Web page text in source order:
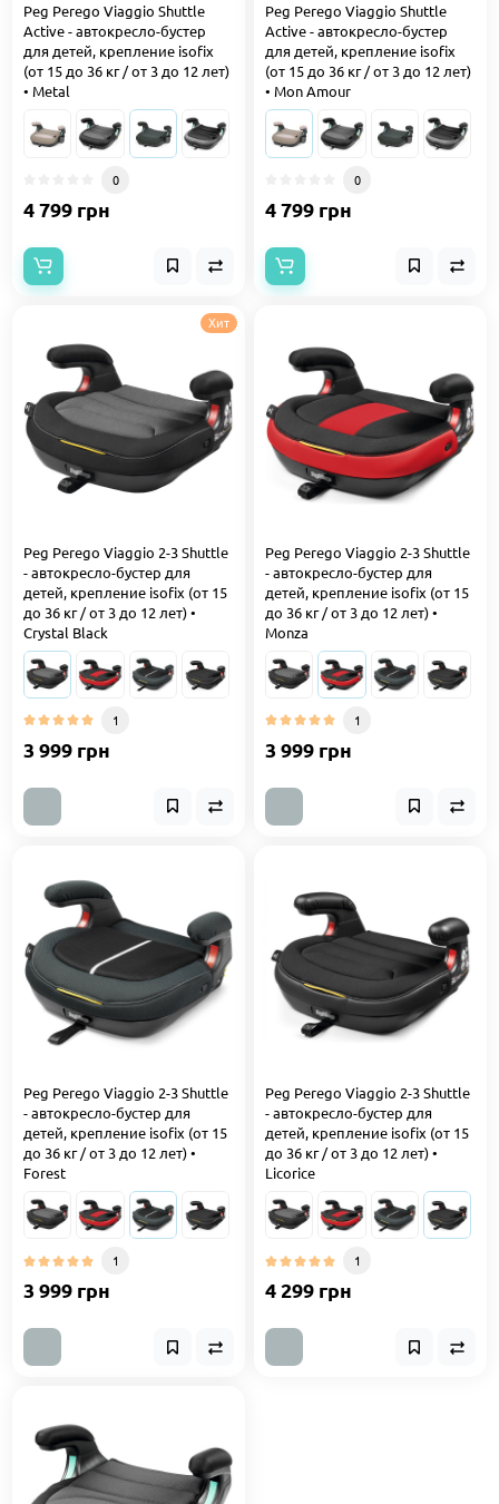
Peg Perego Viaggio Shuttle
Active - автокресло-бустер
для детей, крепление isofix
(от 15 до 36 кг / от 3 до 12 лет)
• Metal
0
4 799 грн
Peg Perego Viaggio Shuttle
Active - автокресло-бустер
для детей, крепление isofix
(от 15 до 36 кг / от 3 до 12 лет)
• Mon Amour
0
4 799 грн
Хит
Peg Perego Viaggio 2-3 Shuttle
- автокресло-бустер для
детей, крепление isofix (от 15
до 36 кг / от 3 до 12 лет) •
Crystal Black
1
3 999 грн
Peg Perego Viaggio 2-3 Shuttle
- автокресло-бустер для
детей, крепление isofix (от 15
до 36 кг / от 3 до 12 лет) •
Monza
1
3 999 грн
Peg Perego Viaggio 2-3 Shuttle
- автокресло-бустер для
детей, крепление isofix (от 15
до 36 кг / от 3 до 12 лет) •
Forest
1
3 999 грн
Peg Perego Viaggio 2-3 Shuttle
- автокресло-бустер для
детей, крепление isofix (от 15
до 36 кг / от 3 до 12 лет) •
Licorice
1
4 299 грн